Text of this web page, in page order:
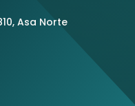
Asa Norte